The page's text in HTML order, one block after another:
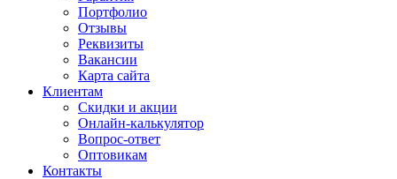
Портфолио
Отзывы
Реквизиты
Вакансии
Карта сайта
Клиентам
Скидки и акции
Онлайн-калькулятор
Вопрос-ответ
Оптовикам
Контакты